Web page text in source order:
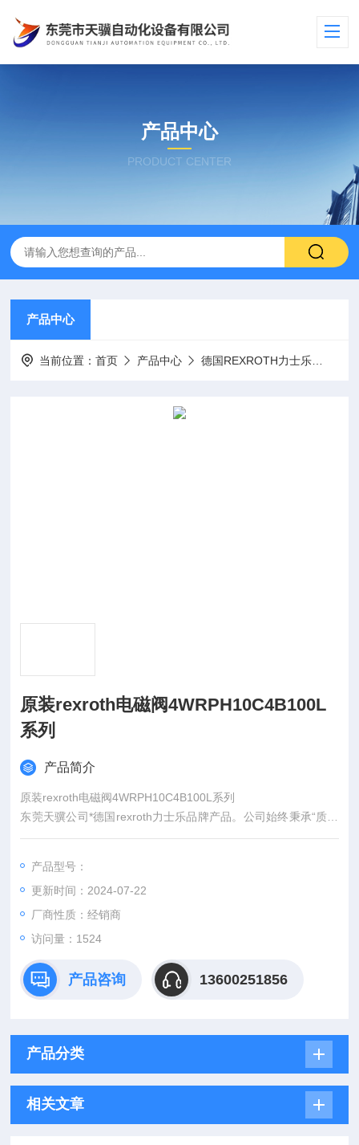
产品中心
PRODUCT CENTER
产品中心
当前位置：首页 产品中心 德国REXROTH力士乐
原装rexroth电磁阀4WRPH10C4B100L
系列
产品简介
原装rexroth电磁阀4WRPH10C4B100L系列
东莞天骥公司*德国rexroth力士乐品牌产品。公司始终秉承“质量
*、信誉*、服务*、"的宗旨，竭诚为广大客户提供优质产品、优
多年持续不断的努力，已在业界享有一定的度和美誉度。
产品型号：
更新时间：2024-07-22
厂商性质：经销商
访问量：1524
产品咨询 13600251856
产品分类
相关文章